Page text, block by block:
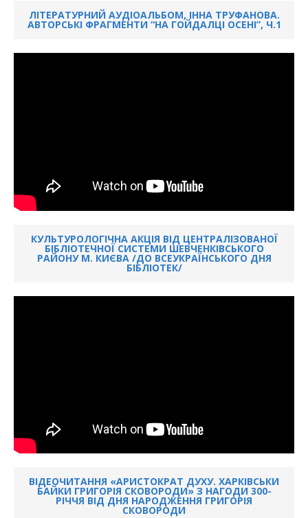
ЛІТЕРАТУРНИЙ АУДІОАЛЬБОМ, ІННА ТРУФАНОВА.
АВТОРСЬКІ ФРАГМЕНТИ “НА ГОЙДАЛЦІ ОСЕНІ”, Ч.1
КУЛЬТУРОЛОГІЧНА АКЦІЯ ВІД ЦЕНТРАЛІЗОВАНОЇ
БІБЛІОТЕЧНОЇ СИСТЕМИ ШЕВЧЕНКІВСЬКОГО
РАЙОНУ М. КИЄВА /ДО ВСЕУКРАЇНСЬКОГО ДНЯ
БІБЛІОТЕК/
ВІДЕОЧИТАННЯ «АРИСТОКРАТ ДУХУ. ХАРКІВСЬКИ
БАЙКИ ГРИГОРІЯ СКОВОРОДИ» З НАГОДИ 300-
РІЧЧЯ ВІД ДНЯ НАРОДЖЕННЯ ГРИГОРІЯ
СКОВОРОДИ